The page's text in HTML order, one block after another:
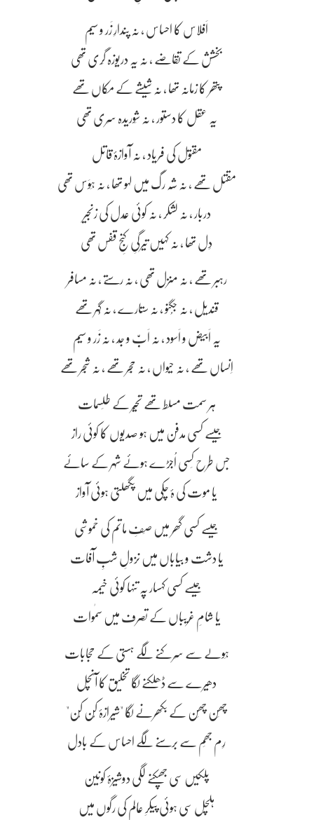
اَفلاس کا احساس ، نہ پندارِ زَر و سیم
بخشش کے تقاضے ، نہ یہ دریوزہ گَری تھی
پتھر کا زمانہ تھا ، نہ شیشے کے مکاں تھے
یہ عقل کا دستور ، نہ شَوریدہ سَری تھی
مقتول کی فریاد ، نہ آوازۂ قاتل
مقتل تھے ، نہ شہ رگ میں لہو تھا ، نہ ہَوَس تھی
دربار ، نہ لشکر ، نہ کوئی عَدل کی زنجیر
دِل تھا ، نہ کہیں تیرگیِ کنجِ قفس تھی
رہبر تھے ، نہ منزل تھی ، نہ رستے ، نہ مسافر
قندیل ، نہ جُگنو ، نہ ستارے ، نہ گُہر تھے
یہ اَبیض و اَسود ، نہ اَبّ و جَد ، نہ زَر و سیم
اِنساں تھے ، نہ حیواں ، نہ حَجر تھے ، نہ شَجر تھے
ہر سمت مسلط تھے تحیّر کے طلِسمات
جیسے کسی مدفن میں ہو صدیوں کا کوئی راز
جس طرح کِسی اُجڑے ہوئے شہر کے سائے
یا موت کی ۂ چکی میں پگھلتی ہوئی آواز
جیسے کسی گھر میں صَفِ ماتم کی خموشی
یا دشت و بیاباں میں نزولِ شبِ آفات
جیسے کسی کہسار پہ تنہا کوئی خیمہ
یا شامِ غریباں کے تصرف میں سمٰوات
ہَولے سے سِرکنے لگے ہستی کے حجابات
دھیرے سے ڈھلکنے لگا تخلیق کا آنچل
چھَن چھَن کے بکھرنے لگا "شیرازۂ کُن کُن"
رِم جھِم سے برسنے لگے احساس کے بادل
پلکیں سی جھپکنے لگی دوشیزۂ کونین
ہلچل سی ہوئی پیکرِ عالم کی رگوں میں